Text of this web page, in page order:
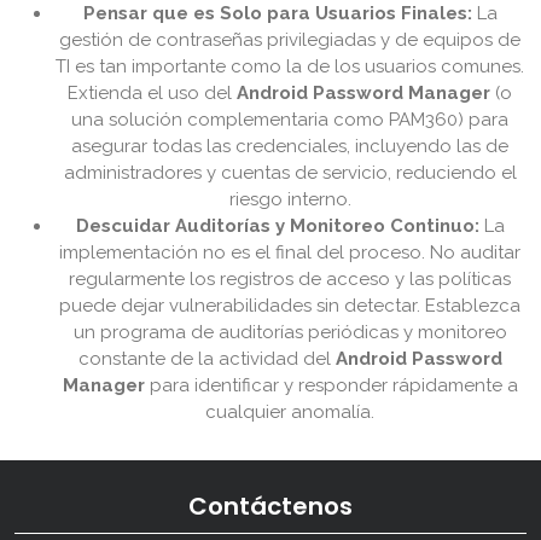
Pensar que es Solo para Usuarios Finales: La
gestión de contraseñas privilegiadas y de equipos de
TI es tan importante como la de los usuarios comunes.
Extienda el uso del Android Password Manager (o
una solución complementaria como PAM360) para
asegurar todas las credenciales, incluyendo las de
administradores y cuentas de servicio, reduciendo el
riesgo interno.
Descuidar Auditorías y Monitoreo Continuo: La
implementación no es el final del proceso. No auditar
regularmente los registros de acceso y las políticas
puede dejar vulnerabilidades sin detectar. Establezca
un programa de auditorías periódicas y monitoreo
constante de la actividad del Android Password
Managerpara identificar y responder rápidamente a
cualquier anomalía.
Contáctenos